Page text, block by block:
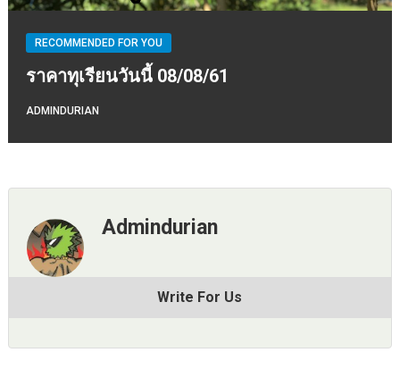
RECOMMENDED FOR YOU
ราคาทุเรียนวันนี้ 08/08/61
ADMINDURIAN
Admindurian
Write For Us